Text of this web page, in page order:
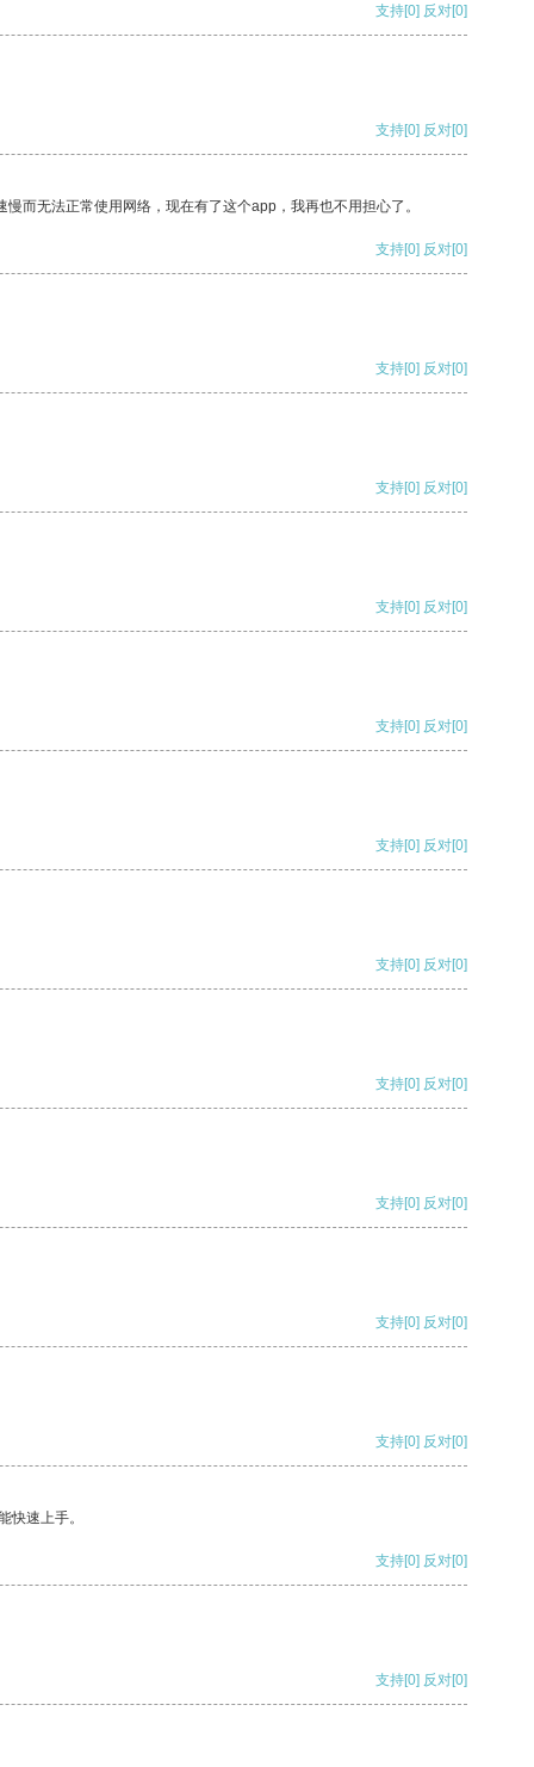
支持[0] 反对[0]
支持[0] 反对[0]
而无法正常使用网络，现在有了这个app，我再也不用担心了。
支持[0] 反对[0]
支持[0] 反对[0]
支持[0] 反对[0]
支持[0] 反对[0]
支持[0] 反对[0]
支持[0] 反对[0]
支持[0] 反对[0]
支持[0] 反对[0]
支持[0] 反对[0]
支持[0] 反对[0]
支持[0] 反对[0]
快速上手。
支持[0] 反对[0]
支持[0] 反对[0]